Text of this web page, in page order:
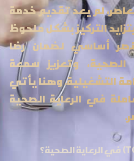
لم يعد تقديم خدمة
التركيز بشكل ملحوظ
أساسي لضمان رضا
الصحية، وتعزيز سمعة
التشغيلية. وهنا يأتي
في الرعاية الصحية